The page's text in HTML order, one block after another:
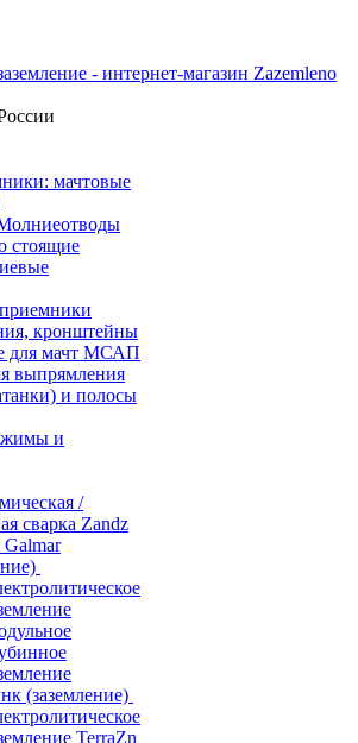
мачтовые
стоящие
кронштейны
для мачт МСАП
выпрямления
и полосы
и
/
сварка Zandz
(заземление)
TerraZn